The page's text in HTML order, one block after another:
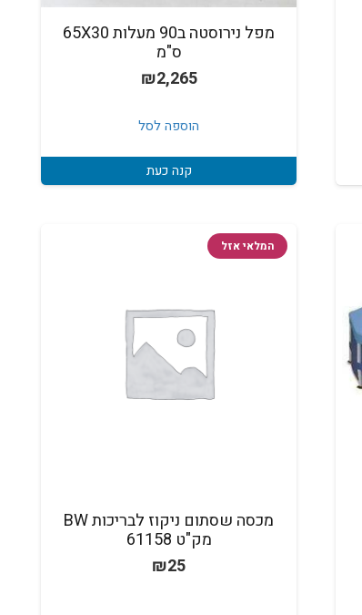
מפל נירוסטה ב90 מעלות 65X30
ס"מ
₪2,265
הוספה לסל
קנה כעת
המלאי אזל
מכסה שסתום ניקוז לבריכות BW
מק"ט 61158
₪25